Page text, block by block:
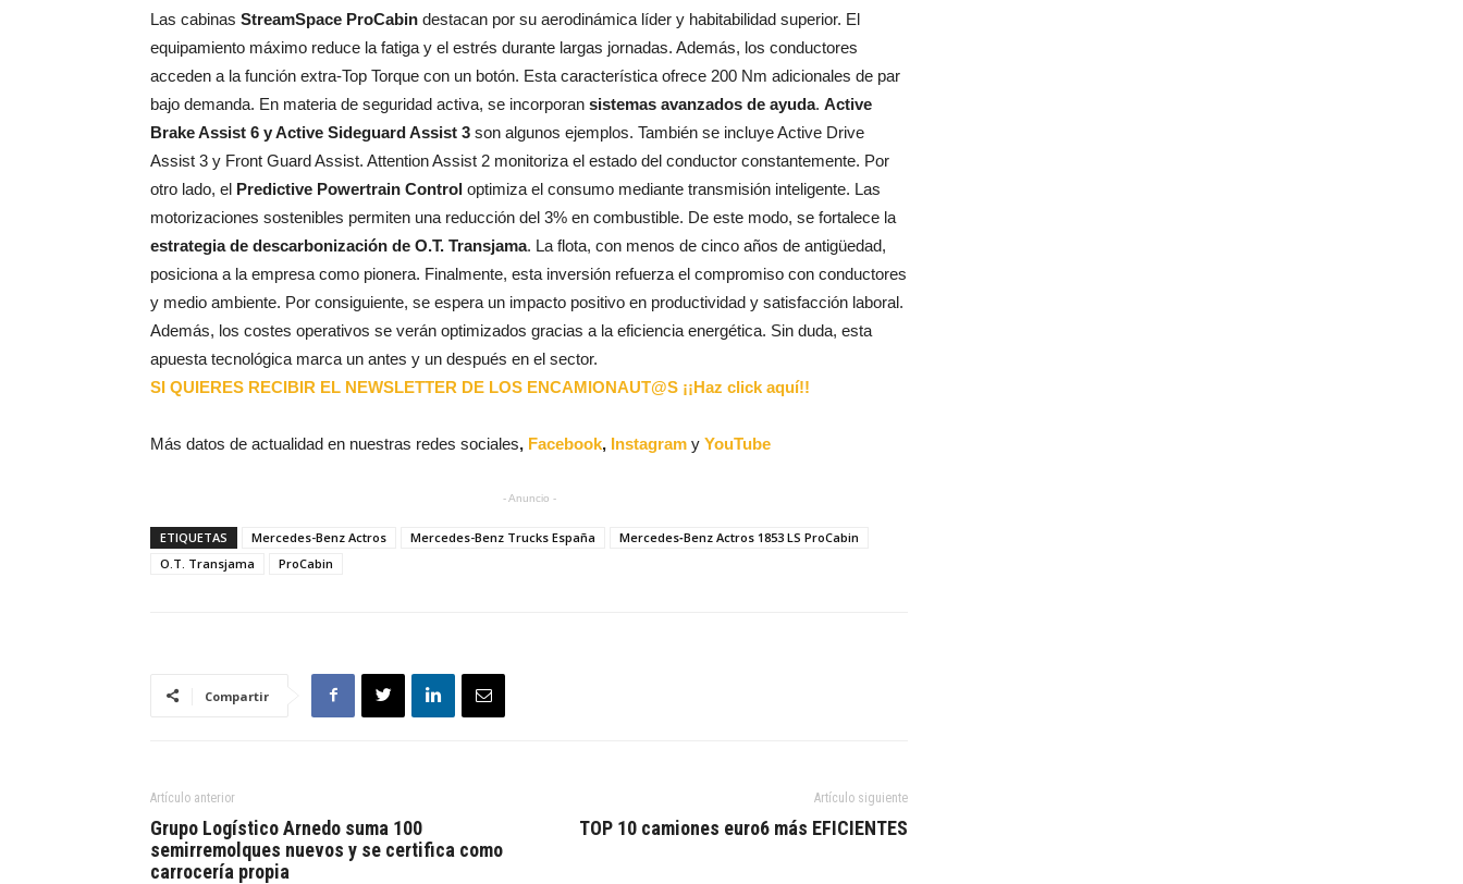
Las cabinas StreamSpace ProCabin destacan por su aerodinámica líder y habitabilidad superior. El
equipamiento máximo reduce la fatiga y el estrés durante largas jornadas. Además, los conductores
acceden a la función extra-Top Torque con un botón. Esta característica ofrece 200 Nm adicionales de par
bajo demanda. En materia de seguridad activa, se incorporan sistemas avanzados de ayuda. Active
Brake Assist 6 y Active Sideguard Assist 3 son algunos ejemplos. También se incluye Active Drive
Assist 3 y Front Guard Assist. Attention Assist 2 monitoriza el estado del conductor constantemente. Por
otro lado, el Predictive Powertrain Control optimiza el consumo mediante transmisión inteligente. Las
motorizaciones sostenibles permiten una reducción del 3% en combustible. De este modo, se fortalece la
estrategia de descarbonización de O.T. Transjama. La flota, con menos de cinco años de antigüedad,
posiciona a la empresa como pionera. Finalmente, esta inversión refuerza el compromiso con conductores
y medio ambiente. Por consiguiente, se espera un impacto positivo en productividad y satisfacción laboral.
Además, los costes operativos se verán optimizados gracias a la eficiencia energética. Sin duda, esta
apuesta tecnológica marca un antes y un después en el sector.
SI QUIERES RECIBIR EL NEWSLETTER DE LOS ENCAMIONAUT@S ¡¡Haz click aquí!!
Más datos de actualidad en nuestras redes sociales, Facebook, Instagram y YouTube
- Anuncio -
ETIQUETAS Mercedes-Benz Actros Mercedes-Benz Trucks España
Mercedes‑Benz Actros 1853 LS ProCabin
O.T. Transjama
ProCabin
Compartir
Artículo anterior
Grupo Logístico Arnedo suma 100
semirremolques nuevos y se certifica como
carrocería propia
Artículo siguiente
TOP 10 camiones euro6 más EFICIENTES